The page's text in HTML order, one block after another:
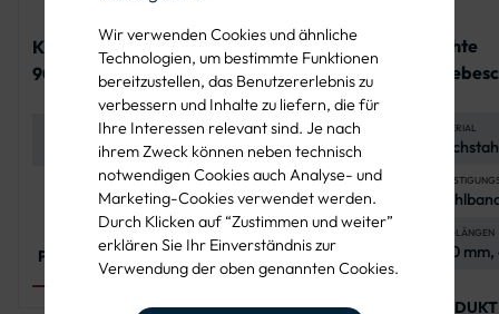
Wir verwenden Cookies und ähnliche
Technologien, um bestimmte Funktionen
bereitzustellen, das Benutzererlebnis zu
verbessern und Inhalte zu liefern, die für
Ihre Interessen relevant sind. Je nach
ihrem Zweck können neben technisch
notwendigen Cookies auch Analyse- und
Marketing-Cookies verwendet werden.
Durch Klicken auf “Zustimmen und weiter”
erklären Sie Ihr Einverständnis zur
Verwendung der oben genannten Cookies.
Klemmschelle mit
90 mm Klemmklotz
DURCHMESSER
Erhältlich in Ø 48
mm, Ø 60 mm und
Ø 76 mm
KLEMMKLOTZBREITE
PRODUKT ANSEHEN
Edelstahl-
Bandschelle mit
geraden Schenkeln
MATERIAL
Edelstahl, rostfrei
ANWENDUNG
Befestigung von
Verkehrszeichen
an Rohrpfosten
Bandbefestigung
mit Stahlband und
PRODUKT ANSEHEN
Leichte
MATERIAL
STEGLÄNGEN
200